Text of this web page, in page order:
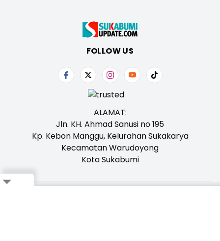
FOLLOW US
ALAMAT:
Jln. KH. Ahmad Sanusi no 195
Kp. Kebon Manggu, Kelurahan Sukakarya
Kecamatan Warudoyong
Kota Sukabumi